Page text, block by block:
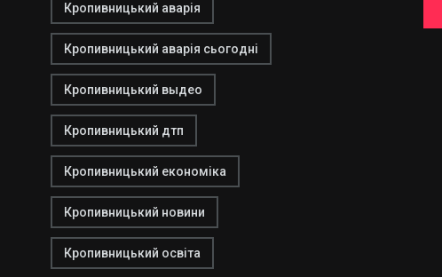
Кропивницький аварія
Кропивницький аварія сьогодні
Кропивницький выдео
Кропивницький дтп
Кропивницький економіка
Кропивницький новини
Кропивницький освіта